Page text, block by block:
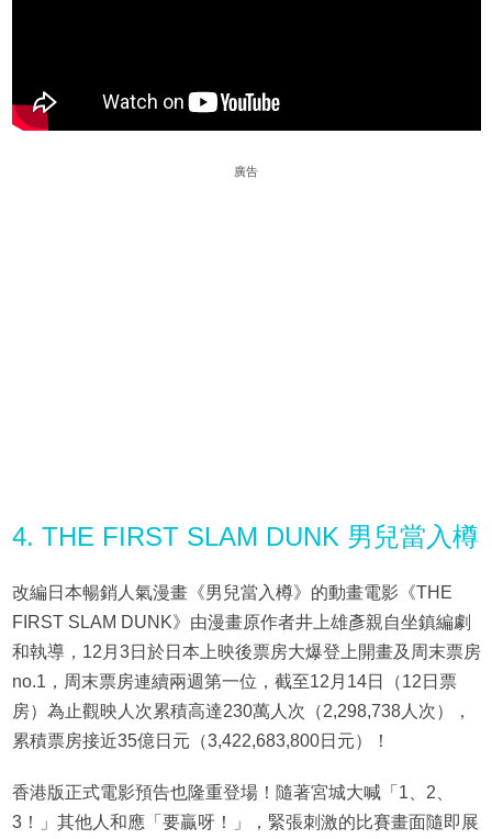
廣告
4. THE FIRST SLAM DUNK 男兒當入樽
改編日本暢銷人氣漫畫《男兒當入樽》的動畫電影《THE
FIRST SLAM DUNK》由漫畫原作者井上雄彥親自坐鎮編劇
和執導，12月3日於日本上映後票房大爆登上開畫及周末票房
no.1，周末票房連續兩週第一位，截至12月14日（12日票
房）為止觀映人次累積高達230萬人次（2,298,738人次），
累積票房接近35億日元（3,422,683,800日元）！
香港版正式電影預告也隆重登場！隨著宮城大喊「1、2、
3！」其他人和應「要贏呀！」，緊張刺激的比賽畫面隨即展